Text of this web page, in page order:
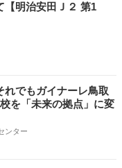
【明治安田Ｊ２ 第1
れでもガイナーレ鳥取
を「未来の拠点」に変
ンター